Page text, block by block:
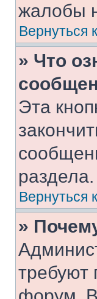
жалобы
Вернуться
» Что
Эта
раздела.
Вернуться
»
требуют